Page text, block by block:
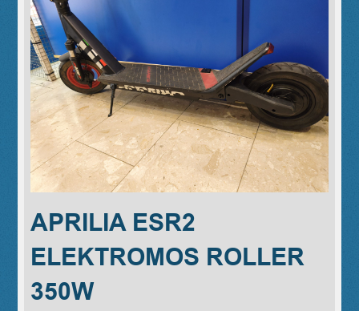
APRILIA ESR2
ELEKTROMOS ROLLER
350W